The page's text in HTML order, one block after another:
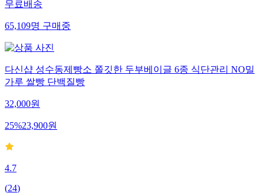
무료배송
65,109명구매중
다신샵 성수동제빵소 쫄깃한 두부베이글 6종 식단관리 NO밀
가루 쌀빵 단백질빵
32,000원
25%23,900원
4.7
(24)